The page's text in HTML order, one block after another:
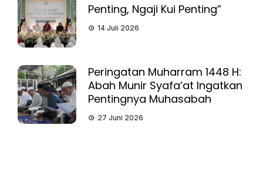
Penting, Ngaji Kui Penting”
14 Juli 2026
Peringatan Muharram 1448 H:
Abah Munir Syafa’at Ingatkan
Pentingnya Muhasabah
27 Juni 2026